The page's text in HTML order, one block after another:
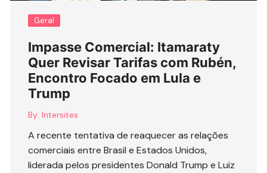
Geral
Impasse Comercial: Itamaraty
Quer Revisar Tarifas com Rubén,
Encontro Focado em Lula e
Trump
By: Intersites
A recente tentativa de reaquecer as relações
comerciais entre Brasil e Estados Unidos,
liderada pelos presidentes Donald Trump e Luiz